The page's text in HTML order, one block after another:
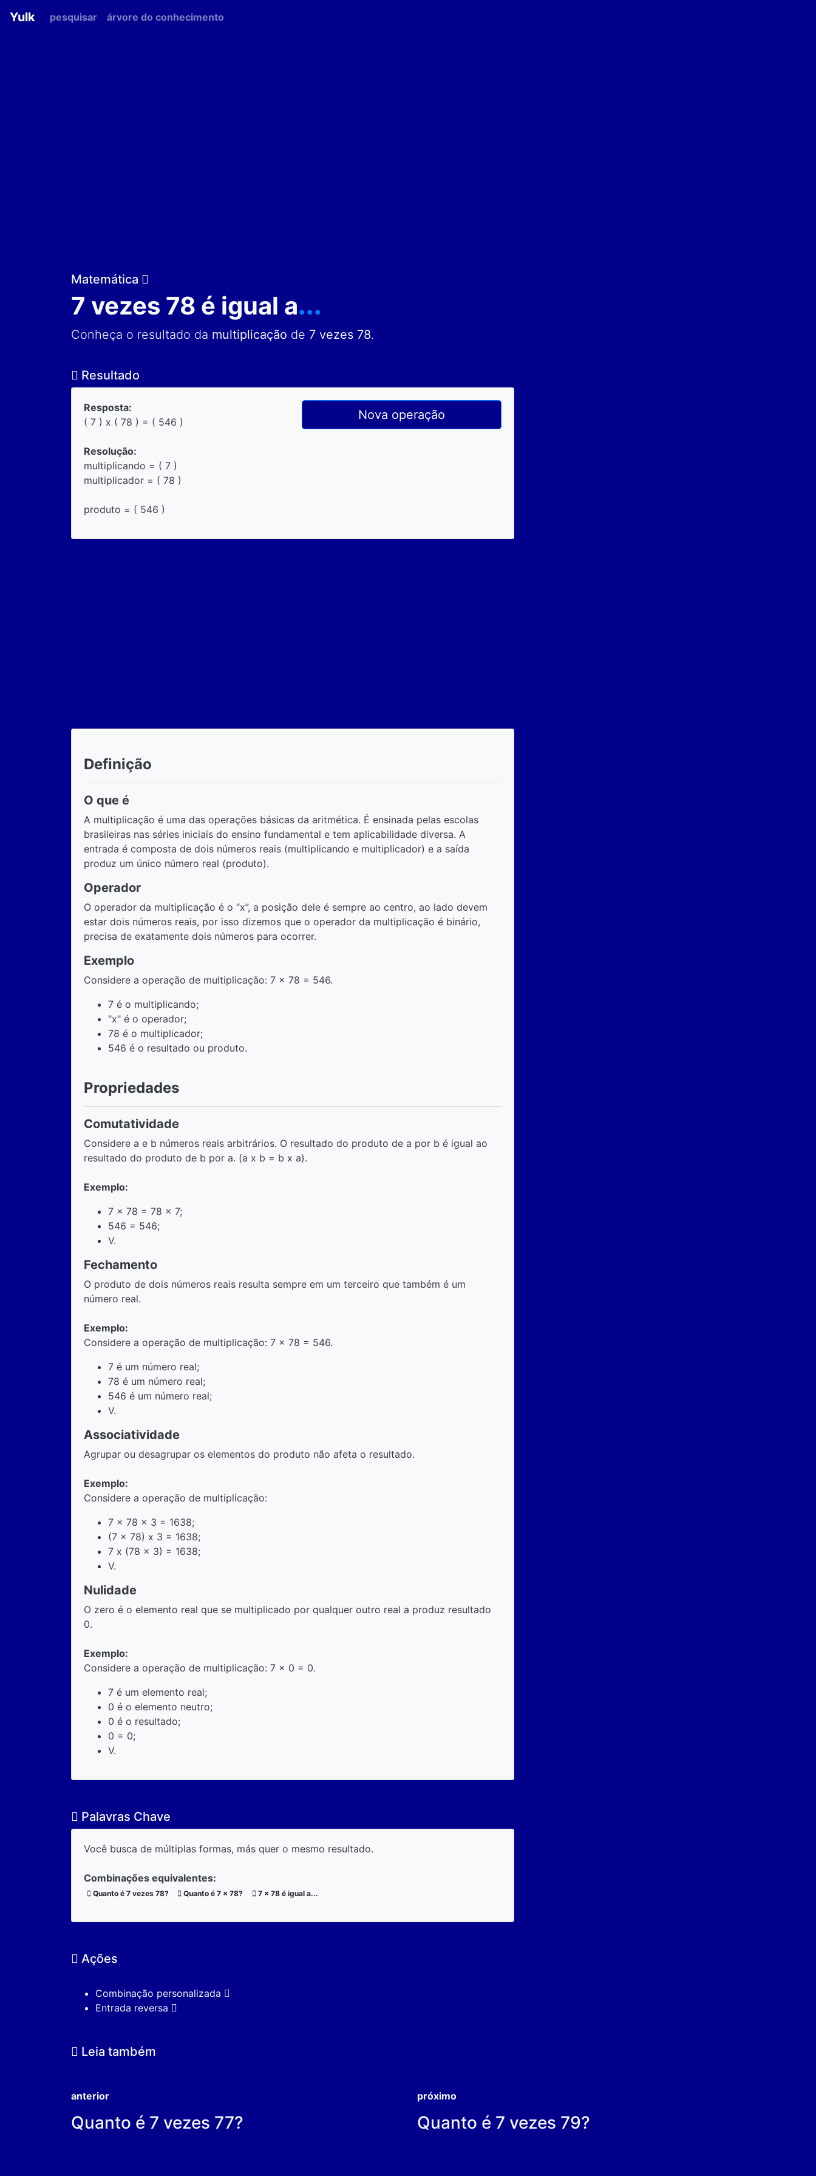
Yulk pesquisar árvore do conhecimento
Matemática
7 vezes 78 é igual a...
Conheça o resultado da multiplicação de 7 vezes 78.
Resultado
Resposta:
( 7 ) x ( 78 ) = ( 546 )
Resolução:
multiplicando = ( 7 )
multiplicador = ( 78 )
produto = ( 546 )
Nova operação
Definição
O que é
A multiplicação é uma das operações básicas da aritmética. É ensinada pelas escolas
brasileiras nas séries iniciais do ensino fundamental e tem aplicabilidade diversa. A
entrada é composta de dois números reais (multiplicando e multiplicador) e a saída
produz um único número real (produto).
Operador
O operador da multiplicação é o “x”, a posição dele é sempre ao centro, ao lado devem
estar dois números reais, por isso dizemos que o operador da multiplicação é binário,
precisa de exatamente dois números para ocorrer.
Exemplo
Considere a operação de multiplicação: 7 x 78 = 546.
7 é o multiplicando;
"x" é o operador;
78 é o multiplicador;
546 é o resultado ou produto.
Propriedades
Comutatividade
Considere a e b números reais arbitrários. O resultado do produto de a por b é igual ao
resultado do produto de b por a. (a x b = b x a).
Exemplo:
7 x 78 = 78 x 7;
546 = 546;
V.
Fechamento
O produto de dois números reais resulta sempre em um terceiro que também é um
número real.
Exemplo:
Considere a operação de multiplicação: 7 x 78 = 546.
7 é um número real;
78 é um número real;
546 é um número real;
V.
Associatividade
Agrupar ou desagrupar os elementos do produto não afeta o resultado.
Exemplo:
Considere a operação de multiplicação:
7 x 78 x 3 = 1638;
(7 x 78) x 3 = 1638;
7 x (78 x 3) = 1638;
V.
Nulidade
O zero é o elemento real que se multiplicado por qualquer outro real a produz resultado
0.
Exemplo:
Considere a operação de multiplicação: 7 x 0 = 0.
7 é um elemento real;
0 é o elemento neutro;
0 é o resultado;
0 = 0;
V.
Palavras Chave
Você busca de múltiplas formas, más quer o mesmo resultado.
Combinações equivalentes:
Quanto é 7 vezes 78? Quanto é 7 x 78? 7 x 78 é igual a...
Ações
Combinação personalizada
Entrada reversa
Leia também
anterior
Quanto é 7 vezes 77?
próximo
Quanto é 7 vezes 79?